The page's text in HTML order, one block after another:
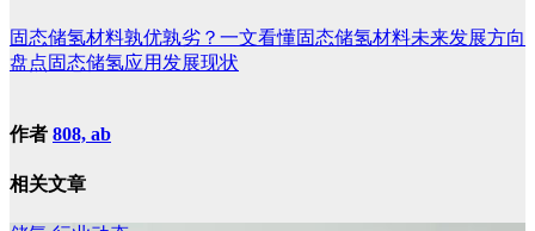
固态储氢材料孰优孰劣？一文看懂固态储氢材料未来发展方向
盘点固态储氢应用发展现状
作者 808, ab
相关文章